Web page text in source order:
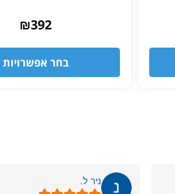
₪392
בחר אפשרויות
ניר ל.